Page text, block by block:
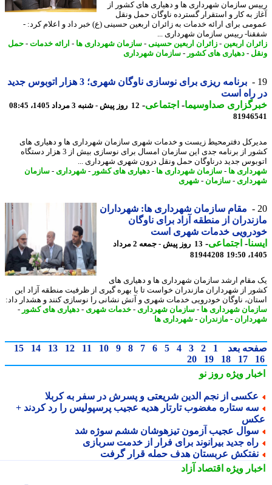
سازمان شهرداری ها و دهیاری های کشور از
به کار و استقرار گسترده ناوگان حمل ونقل
برای ارائه خدمات به زائران اربعین حسینی (ع) خبر داد و اعلام کرد: -
رییس سازمان شهرداری ...
اربعین -زائران اربعین حسینی-سازمان شهرداری ها - ارائه خدمات-حمل
-دهیاری های کشور-سازمان شهرداری
برنامه ریزی برای نوسازی ناوگان شهری؛ 3 هزار اتوبوس جدید
راه است
صداوسیما-اجتماعی-12 روز پیش - شنبه 3 مرداد 1405، 08:45
دفترمحیط زیست و خدمات شهری سازمان شهرداری ها و دهیاری های
کشور از برنامه جدی این سازمان امسال برای نوسازی بیش از 3 هزار دستگاه
جدید درناوگان حمل ونقل درون شهری شهرداری ...
ها - سازمان شهرداری ها - دهیاری های کشور-شهرداری- سازمان
- سازمان -شهری
مقام سازمان شهرداری ها: شهرداران
از منطقه آزاد برای ناوگان
خدمات شهری است
-اجتماعی-
13 روز پیش - جمعه 2 مرداد
81944208
ارشد سازمان شهرداری ها و دهیاری های
از شهرداران مازندران خواست تا با بهره گیری از ظرفیت منطقه آزاد این
ناوگان خودرویی خدمات شهری و آتش نشانی را نوسازی کنند و هشدار داد:
شهرداری ها - سازمان شهرداری- خدمات شهری- دهیاری های کشور-
- مازندران- شهرداری ها
بعد 1
2
3
4
5
6
7
8
9
10
11
12
13
14
15
17
18
19
20
ویژهروز نو
از نجم الدین شریعتی و پسرش در سفر به کربلا
ستاره مغضوب تارتار هدیه عجیب پرسپولیس را رد کردند +
عجیب آزمون تیزهوشان ششم سوژه شد
جدید بیرانوند برای فرار از خدمت سربازی
عربستان هدف حمله قرار گرفت
ویژهاقتصاد آزاد